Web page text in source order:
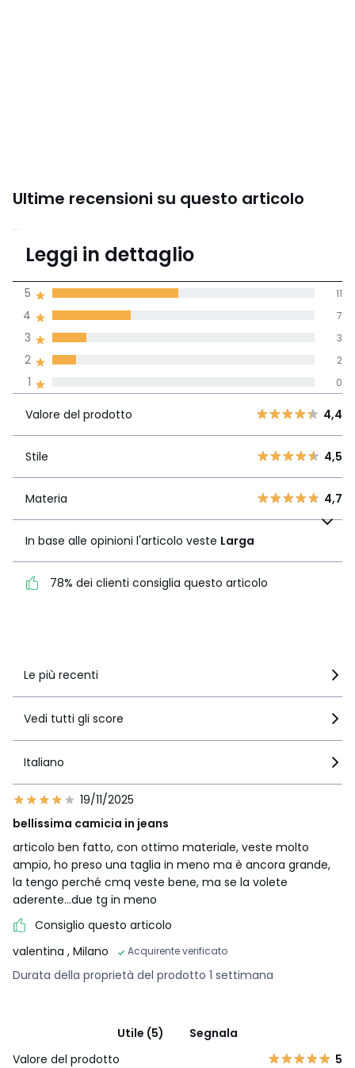
Ultime recensioni su questo articolo
4,2
di media tenendo
conto di tutti i
1 0
2
3 3
4
5 4,4
questo articolo
Leggi in dettaglio
1 0
2 2
3 3
4 7
5 11
Valore del prodotto 4,4
Stile 4,5
Materia 4,7
In base alle opinioni l'articolo veste Larga
78% dei clienti consiglia questo articolo
Le più recenti
Vedi tutti gli score
Italiano
19/11/2025
bellissima camicia in jeans
articolo ben fatto, con ottimo materiale, veste molto
ampio, ho preso una taglia in meno ma è ancora grande,
la tengo perché cmq veste bene, ma se la volete
aderente...due tg in meno
Consiglio questo articolo
valentina , Milano Acquirente verificato
Durata della proprietà del prodotto 1 settimana
Utile (5)
Segnala
Valore del prodotto
5